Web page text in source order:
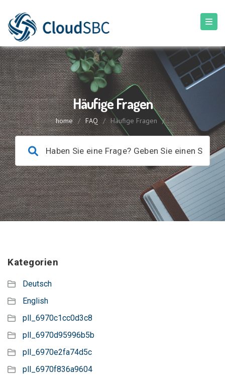
Häufige Fragen
home / FAQ / Häufige Fragen /
Kategorien
Deutsch
English
pll_6970c1cc0d3c8
pll_6970d95996b5b
pll_6970e2fa74d5c
pll_6970f836a9604